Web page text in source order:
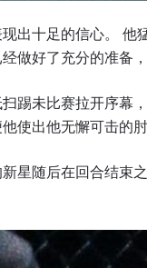
出十足的信心。 他
做好了充分的准备
踢未比赛拉开序幕
使出他无懈可击的
星随后在回合结束